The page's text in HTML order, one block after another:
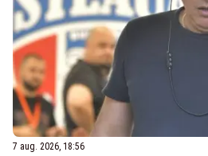
7 aug. 2026, 18:56